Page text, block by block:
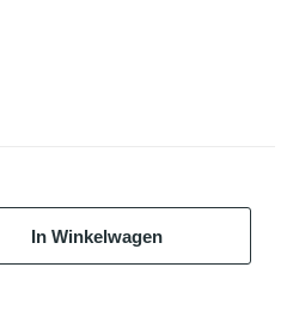
In Winkelwagen